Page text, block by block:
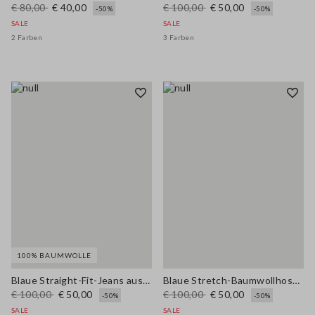
€ 80,00 € 40,00
-50%
SALE
2 Farben
€ 100,00 € 50,00
-50%
SALE
3 Farben
100% BAUMWOLLE
Blaue Straight-Fit-Jeans aus reiner Baumwolle
€ 100,00 € 50,00
-50%
SALE
Blaue Stretch-Baumwollhose mit weitem Bein
€ 100,00 € 50,00
-50%
SALE